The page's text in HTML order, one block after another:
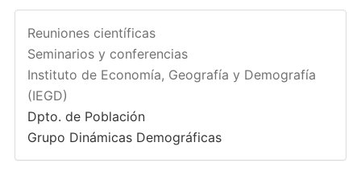
Reuniones científicas
Seminarios y conferencias
Instituto de Economía, Geografía y Demografía
(IEGD)
Dpto. de Población
Grupo Dinámicas Demográficas